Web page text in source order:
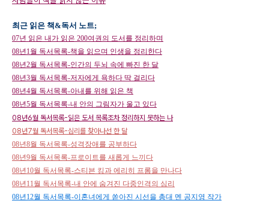
최근 읽은 책&독서 노트;
07년 읽은 내가 읽은 200여권의 도서를 정리하며
08년1월 독서목록-책을 읽으며 인생을 정리한다
08년2월 독서목록-인간의 두뇌 속에 빠진 한 달
08년3월 독서목록-저자에게 욕하다 딱 걸리다
08년4월 독서목록-아내를 위해 읽은 책
08년5월 독서목록-내 안의 그림자가 울고 있다
08년6월 독서목록-읽은 도서 목록조차 정리하지 못하는 나
08년7월 독서목록-심리를 찾아나선 한 달
08년8월 독서목록-성격장애를 공부하다
08년9월 독서목록-프로이트를 새롭게 느끼다
08년10월 독서목록-스티븐 킹과 에리히 프롬을 만나다
08년11월 독서목록-내 안에 숨겨진 다중인격의 심리
08년12월 독서목록-이혼녀에게 쏟아진 시선을 총대 멘 공지영 작가